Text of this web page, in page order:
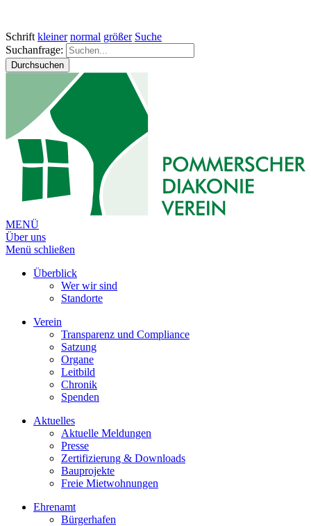
Schrift kleiner normal größer Suche
Suchanfrage:
Durchsuchen
MENÜ
Über uns
Menü schließen
Überblick
Wer wir sind
Standorte
Verein
Transparenz und Compliance
Satzung
Organe
Leitbild
Chronik
Spenden
Aktuelles
Aktuelle Meldungen
Presse
Zertifizierung & Downloads
Bauprojekte
Freie Mietwohnungen
Ehrenamt
Bürgerhafen